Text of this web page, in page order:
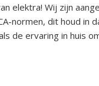
elektra! Wij zijn
normen, dit houd in
de ervaring in huis